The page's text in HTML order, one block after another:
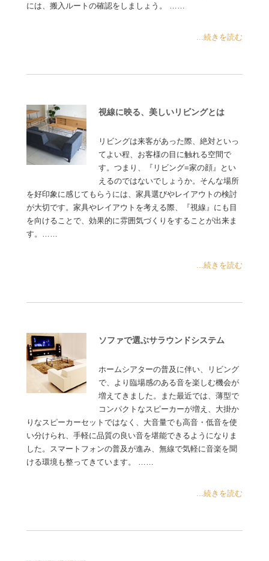
には、搬入ルートの確認をしましょう。 ……
...続きを読む
視線に映る、美しいリビングとは
リビングは来客があった際、絶対といっ
てよい程、お客様の目に触れる空間で
す。つまり、『リビング=家の顔』とい
えるのではないでしょうか。そんな場所
を好印象に感じてもらうには、家具選びやレイアウトの検討
が大切です。家具やレイアウトを考える際、『視線』にも目
を向けることで、効果的に雰囲気づくりをすることが出来ま
す。……
...続きを読む
ソファで選ぶサラウンドシステム
ホームシアターの普及に伴い、リビング
で、より臨場感のある音を楽しむ機会が
増えてきました。また最近では、薄型で
コンパクトなスピーカーが増え、大掛か
りなスピーカーセットではなく、大音量でも高音・低音を使
い分けられ、手軽に品質の良い音を堪能できるようになりま
した。スマートフォンの普及が進み、無線で気軽に音楽を聞
ける環境も整ってきています。 ……
...続きを読む